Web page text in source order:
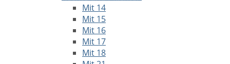
Mit 14
Mit 15
Mit 16
Mit 17
Mit 18